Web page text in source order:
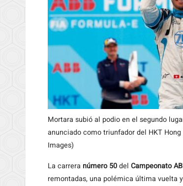
Mortara subió al podio en el segundo
anunciado como triunfador del HKT
Images)
La carrera número 50del Campeonato
remontadas, una polémica última vuelta